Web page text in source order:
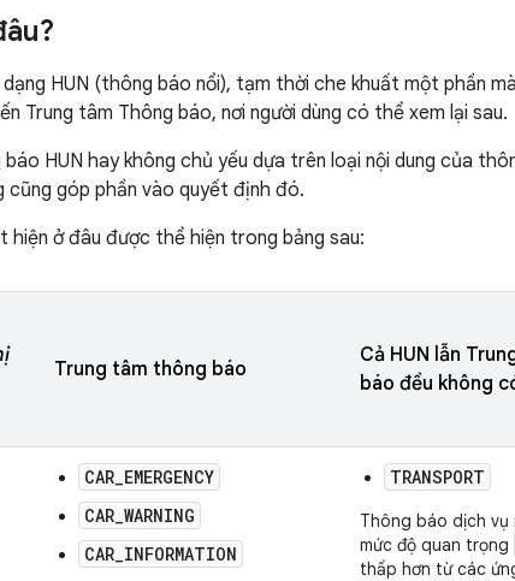
HUN (thông báo nổi), tạm thời che khuất một phần
Trung tâm Thông báo, nơi người dùng có thể xem lại sau.
HUN hay không chủ yếu dựa trên loại nội dung của
góp phần vào quyết định đó.
ở đâu được thể hiện trong bảng sau:
Trung tâm thông báo
Cả HUN lẫn
báo đều không
CAR_EMERGENCY
CAR_WARNING
CAR_INFORMATION
TRANSPORT
Thông báo dịch
mức độ quan trọng
thấp hơn từ các